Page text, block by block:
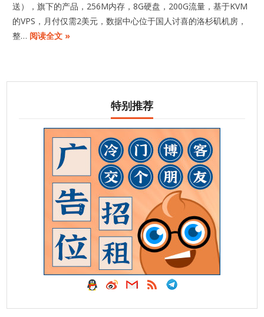
送），旗下的产品，256M内存，8G硬盘，200G流量，基于KVM
的VPS，月付仅需2美元，数据中心位于国人讨喜的洛杉矶机房，
整… 阅读全文 »
特别推荐